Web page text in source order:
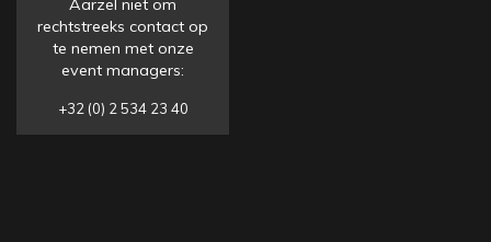
Aarzel niet om
rechtstreeks contact op
te nemen met onze
event managers:
+32 (0) 2 534 23 40